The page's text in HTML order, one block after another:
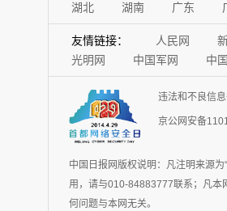
湖北
湖南 广东
友情链接： 人民网
光明网
中国军网 中
违法和不良信
京公网安备
中国日报网版权说明：凡注明来源
用，请与010-84883777联系；凡本
何问题与本网无关。